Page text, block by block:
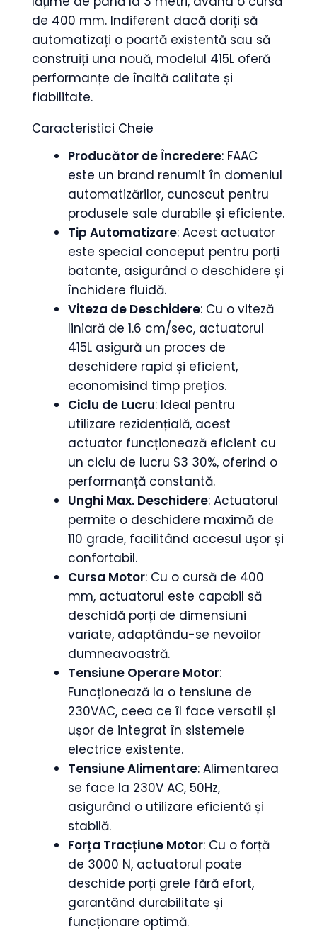
de 400 mm. Indiferent dacă doriți să
automatizați o poartă existentă sau să
construiți una nouă, modelul 415L oferă
performanțe de înaltă calitate și
fiabilitate.
Caracteristici Cheie
Producător de Încredere: FAAC
este un brand renumit în domeniul
automatizărilor, cunoscut pentru
produsele sale durabile și eficiente.
Tip Automatizare: Acest actuator
este special conceput pentru porți
batante, asigurând o deschidere și
închidere fluidă.
Viteza de Deschidere: Cu o viteză
liniară de 1.6 cm/sec, actuatorul
415L asigură un proces de
deschidere rapid și eficient,
economisind timp prețios.
Ciclu de Lucru: Ideal pentru
utilizare rezidențială, acest
actuator funcționează eficient cu
un ciclu de lucru S3 30%, oferind o
performanță constantă.
Unghi Max. Deschidere: Actuatorul
permite o deschidere maximă de
110 grade, facilitând accesul ușor și
confortabil.
Cursa Motor: Cu o cursă de 400
mm, actuatorul este capabil să
deschidă porți de dimensiuni
variate, adaptându-se nevoilor
dumneavoastră.
Tensiune Operare Motor:
Funcționează la o tensiune de
230VAC, ceea ce îl face versatil și
ușor de integrat în sistemele
electrice existente.
Tensiune Alimentare: Alimentarea
se face la 230V AC, 50Hz,
asigurând o utilizare eficientă și
stabilă.
Forța Tracțiune Motor: Cu o forță
de 3000 N, actuatorul poate
deschide porți grele fără efort,
garantând durabilitate și
funcționare optimă.